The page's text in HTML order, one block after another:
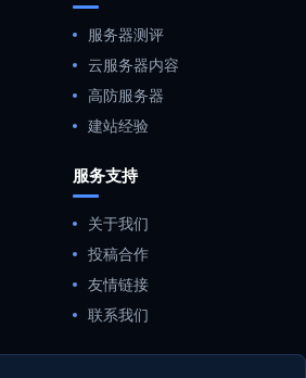
服务器测评
云服务器内容
高防服务器
建站经验
服务支持
关于我们
投稿合作
友情链接
联系我们